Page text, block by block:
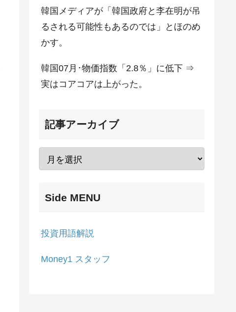
韓国メディアが「韓国政府と李在明が吊
るされる可能性もあるのでは」とほのめ
かす。
韓国07月･物価指数「2.8％」に低下 ⇒
実はコアコアは上がった。
記事アーカイブ
Side MENU
投資用語解説
Money1 スタッフ